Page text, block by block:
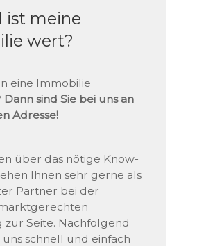
ist meine
wert?
eine Immobilie
Dann sind Sie bei uns an
Adresse!
über das nötige Know-
Ihnen sehr gerne als
Partner bei der
Seite. Nachfolgend
uns schnell und einfach